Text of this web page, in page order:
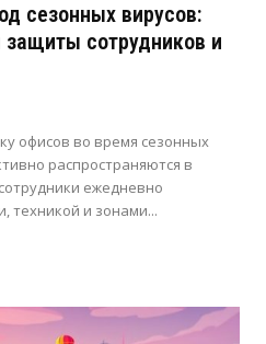
сезонных вирусов:
сотрудников и
офисов во время сезонных
распространяются в
ежедневно
техникой и зонами...